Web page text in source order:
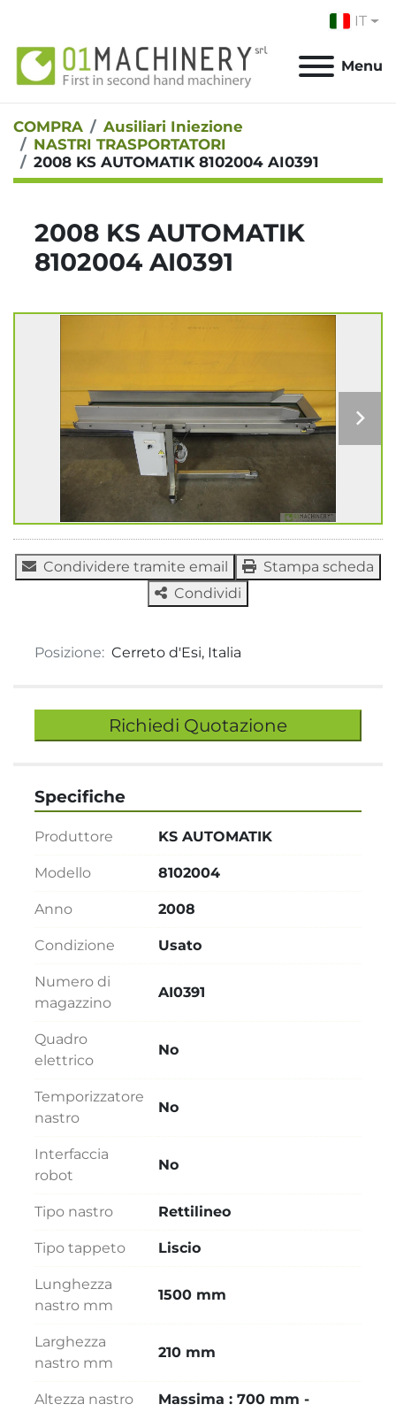
IT
Menu
COMPRA
Ausiliari Iniezione
NASTRI TRASPORTATORI
2008 KS AUTOMATIK 8102004 AI0391
2008 KS AUTOMATIK
8102004 AI0391
Condividere tramite email
Stampa scheda
Condividi
Posizione: Cerreto d'Esi, Italia
Richiedi Quotazione
Specifiche
Produttore KS AUTOMATIK
Modello 8102004
Anno 2008
Condizione Usato
Numero di
magazzino
AI0391
Quadro
elettrico
No
Temporizzatore
nastro
No
Interfaccia
robot
No
Tipo nastro Rettilineo
Tipo tappeto Liscio
Lunghezza
nastro mm
1500 mm
Larghezza
nastro mm
210 mm
Altezza nastro
Massima : 700 mm -